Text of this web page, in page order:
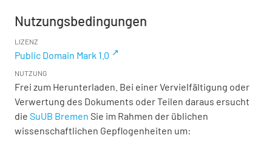
Nutzungsbedingungen
LIZENZ
Public Domain Mark 1.0
NUTZUNG
Frei zum Herunterladen. Bei einer Vervielfältigung oder
Verwertung des Dokuments oder Teilen daraus ersucht
die SuUB Bremen Sie im Rahmen der üblichen
wissenschaftlichen Gepflogenheiten um: